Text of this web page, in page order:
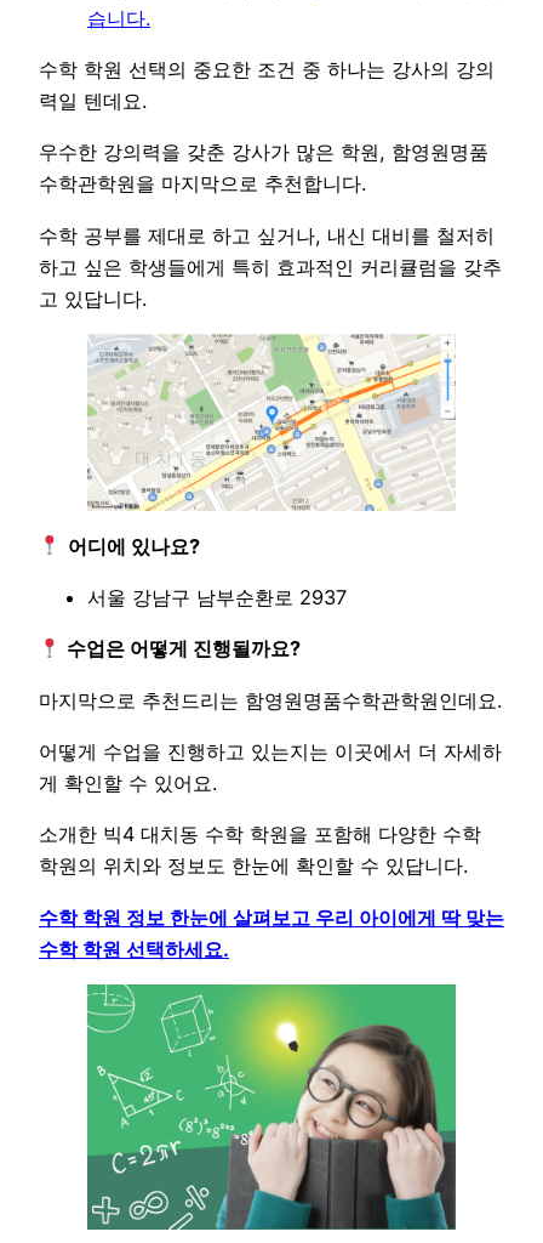
습니다.
수학 학원 선택의 중요한 조건 중 하나는 강사의 강의
력일 텐데요.
우수한 강의력을 갖춘 강사가 많은 학원, 함영원명품
수학관학원을 마지막으로 추천합니다.
수학 공부를 제대로 하고 싶거나, 내신 대비를 철저히
하고 싶은 학생들에게 특히 효과적인 커리큘럼을 갖추
고 있답니다.
어디에 있나요?
서울 강남구 남부순환로 2937
수업은 어떻게 진행될까요?
마지막으로 추천드리는 함영원명품수학관학원인데요.
어떻게 수업을 진행하고 있는지는 이곳에서 더 자세하
게 확인할 수 있어요.
소개한 빅4 대치동 수학 학원을 포함해 다양한 수학
학원의 위치와 정보도 한눈에 확인할 수 있답니다.
수학 학원 정보 한눈에 살펴보고 우리 아이에게 딱 맞는
수학 학원 선택하세요.